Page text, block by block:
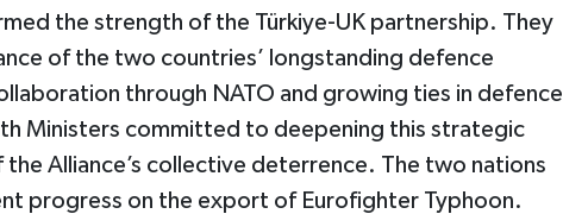
the strength of the Türkiye-UK partnership. They
of the two countries’ longstanding defence
through NATO and growing ties in defence
Ministers committed to deepening this strategic
Alliance’s collective deterrence. The two nations
progress on the export of Eurofighter Typhoon.